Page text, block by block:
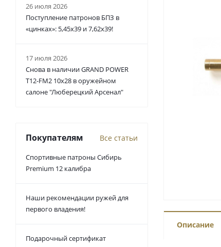
Описание
26 июля 2026
Поступление патронов БПЗ в
«цинках»: 5,45х39 и 7,62х39!
17 июля 2026
Снова в наличии GRAND POWER
T12-FM2 10x28 в оружейном
салоне "Люберецкий Арсенал"
Покупателям Все статьи
Спортивные патроны Сибирь
Premium 12 калибра
Наши рекомендации ружей для
первого владения!
Подарочный сертификат